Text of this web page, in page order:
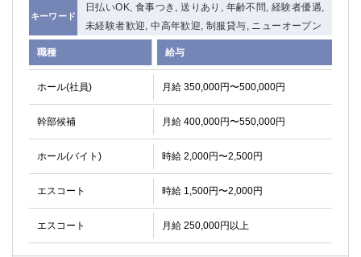
キーワード
日払いOK, 食事つき, 送りあり, 年齢不問, 経験者優遇,
未経験者歓迎, 中高年歓迎, 制服貸与, ニューオープン
職種 給与
ホール(社員) 月給 350,000円〜500,000円
幹部候補 月給 400,000円〜550,000円
ホール(バイト) 時給 2,000円〜2,500円
エスコート 時給 1,500円〜2,000円
エスコート 月給 250,000円以上